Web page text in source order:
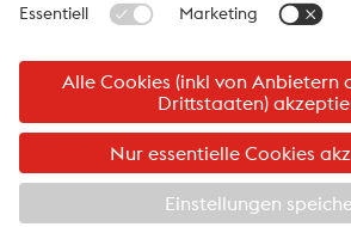
E-Mail sen­den
Logistik Service GmbH
©2026 Logistik Service GmbH
Impressum